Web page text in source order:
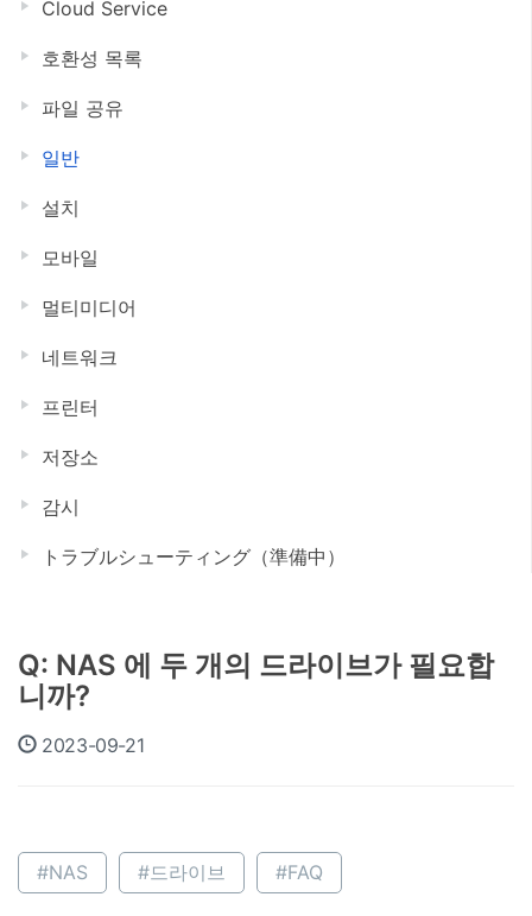
Cloud Service
호환성 목록
파일 공유
일반
설치
모바일
멀티미디어
네트워크
프린터
저장소
감시
トラブルシューティング（準備中）
Q: NAS 에 두 개의 드라이브가 필요합
니까?
2023-09-21
#NAS #드라이브 #FAQ